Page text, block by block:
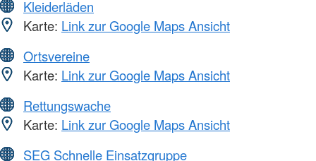
Kleiderläden
Karte: Link zur Google Maps Ansicht
Ortsvereine
Karte: Link zur Google Maps Ansicht
Rettungswache
Karte: Link zur Google Maps Ansicht
SEG Schnelle Einsatzgruppe